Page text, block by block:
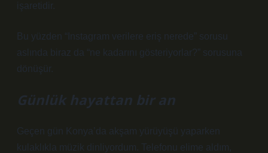
işaretidir.
Bu yüzden “Instagram verilere eriş nerede” sorusu
aslında biraz da “ne kadarını gösteriyorlar?” sorusuna
dönüşür.
Günlük hayattan bir an
Geçen gün Konya’da akşam yürüyüşü yaparken
kulaklıkla müzik dinliyordum. Telefonu elime aldım,